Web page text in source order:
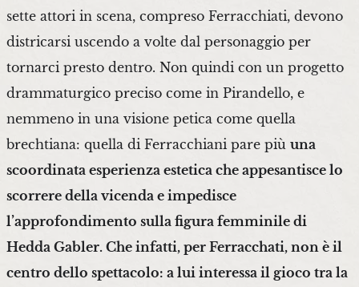
sette attori in scena, compreso Ferracchiati, devono
districarsi uscendo a volte dal personaggio per
tornarci presto dentro. Non quindi con un progetto
drammaturgico preciso come in Pirandello, e
nemmeno in una visione petica come quella
brechtiana: quella di Ferracchiani pare più una
scoordinata esperienza estetica che appesantisce lo
scorrere della vicenda e impedisce
l’approfondimento sulla figura femminile di
Hedda Gabler. Che infatti, per Ferracchati, non è il
centro dello spettacolo: a lui interessa il gioco tra la